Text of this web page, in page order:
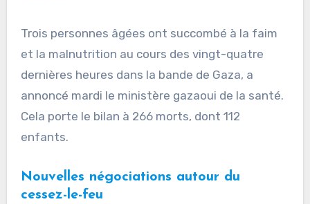
Trois personnes âgées ont succombé à la faim
et la malnutrition au cours des vingt-quatre
dernières heures dans la bande de Gaza, a
annoncé mardi le ministère gazaoui de la santé.
Cela porte le bilan à 266 morts, dont 112
enfants.
Nouvelles négociations autour du
cessez-le-feu